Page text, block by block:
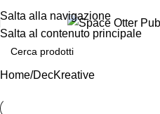
Salta alla navigazione
Salta al contenuto principale
Home DecKreative